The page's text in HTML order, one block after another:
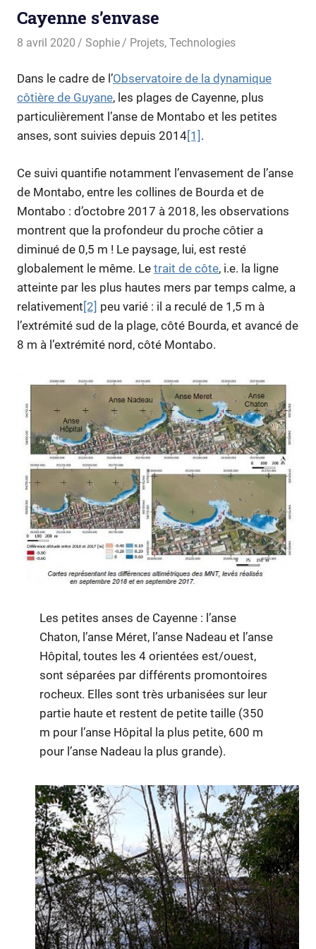
Cayenne s’envase
8 avril 2020 Sophie Projets,Technologies
Dans le cadre de l’Observatoire de la dynamique
côtière de Guyane, les plages de Cayenne, plus
particulièrement l’anse de Montabo et les petites
anses, sont suivies depuis 2014[1] .
Ce suivi quantifie notamment l’envasement de l’anse
de Montabo, entre les collines de Bourda et de
Montabo : d’octobre 2017 à 2018, les observations
montrent que la profondeur du proche côtier a
diminué de 0,5 m ! Le paysage, lui, est resté
globalement le même. Le trait de côte, i.e. la ligne
atteinte par les plus hautes mers par temps calme, a
relativement[2] peu varié : il a reculé de 1,5 m à
l’extrémité sud de la plage, côté Bourda, et avancé de
8 m à l’extrémité nord, côté Montabo.
Les petites anses de Cayenne : l’anse
Chaton, l’anse Méret, l’anse Nadeau et l’anse
Hôpital, toutes les 4 orientées est/ouest,
sont séparées par différents promontoires
rocheux. Elles sont très urbanisées sur leur
partie haute et restent de petite taille (350
m pour l’anse Hôpital la plus petite, 600 m
pour l’anse Nadeau la plus grande).